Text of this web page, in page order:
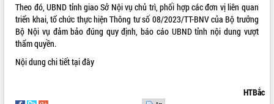
Theo đó, UBND tỉnh giao Sở Nội vụ chủ trì, phối hợp các đơn vị liên quan
triển khai, tổ chức thực hiện Thông tư số 08/2023/TT-BNV của Bộ trưởng
Bộ Nội vụ đảm bảo đúng quy định, báo cáo UBND tỉnh nội dung vượt
thẩm quyền.
Nội dung chi tiếttại đây
HTBắc